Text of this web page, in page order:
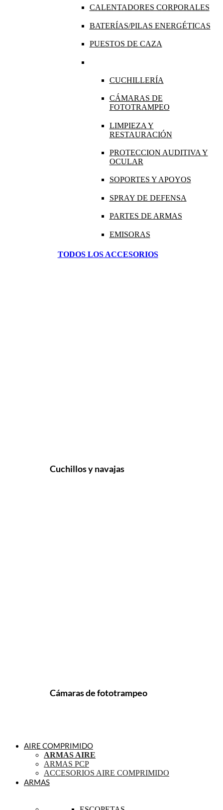
CALENTADORES CORPORALES
BATERÍAS/PILAS ENERGÉTICAS
PUESTOS DE CAZA
CUCHILLERÍA
CÁMARAS DE
FOTOTRAMPEO
LIMPIEZA Y
RESTAURACIÓN
PROTECCION AUDITIVA Y
OCULAR
SOPORTES Y APOYOS
SPRAY DE DEFENSA
PARTES DE ARMAS
EMISORAS
TODOS LOS ACCESORIOS
Cuchillos y navajas
Cámaras de fototrampeo
AIRE COMPRIMIDO
ARMAS AIRE
ARMAS PCP
ACCESORIOS AIRE COMPRIMIDO
ARMAS